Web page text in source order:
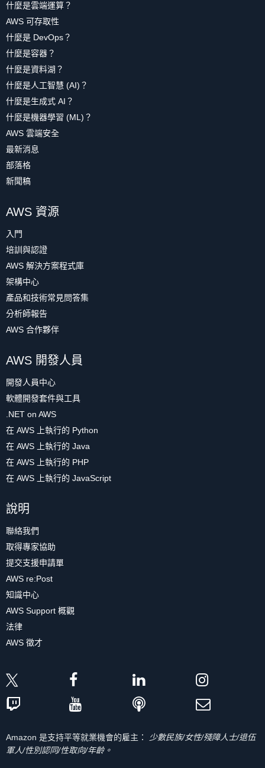
什麼是雲端運算？
AWS 可存取性
什麼是 DevOps？
什麼是容器？
什麼是資料湖？
什麼是人工智慧 (AI)？
什麼是生成式 AI？
什麼是機器學習 (ML)？
AWS 雲端安全
最新消息
部落格
新聞稿
AWS 資源
入門
培訓與認證
AWS 解決方案程式庫
架構中心
產品和技術常見問答集
分析師報告
AWS 合作夥伴
AWS 開發人員
開發人員中心
軟體開發套件與工具
.NET on AWS
在 AWS 上執行的 Python
在 AWS 上執行的 Java
在 AWS 上執行的 PHP
在 AWS 上執行的 JavaScript
說明
聯絡我們
取得專家協助
提交支援申請單
AWS re:Post
知識中心
AWS Support 概觀
法律
AWS 徵才
Amazon 是支持平等就業機會的雇主：
少數民族/女性/殘障人士/退伍
軍人/性別認同/性取向/年齡。